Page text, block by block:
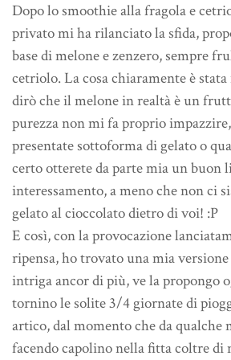
Dopo lo smoothie alla fragola e
privato mi ha rilanciato la sfida,
base di melone e zenzero, sempre
cetriolo. La cosa chiaramente è
dirò che il melone in realtà è un
purezza non mi fa proprio
presentate sottoforma di gelato o
certo otterete da parte mia un buon
interessamento, a meno che non ci
gelato al cioccolato dietro di voi! :P
E così, con la provocazione
ripensa, ho trovato una mia
intriga ancor di più, ve la propongo
tornino le solite 3/4 giornate di
artico, dal momento che da qualche
facendo capolino nella fitta coltre di